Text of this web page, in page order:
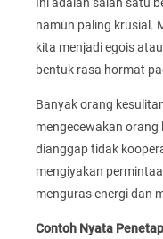
namun paling krusial.
kita menjadi egois
bentuk rasa hormat
Banyak orang
mengecewakan orang
dianggap tidak
mengiyakan
menguras energi dan
Contoh Nyata